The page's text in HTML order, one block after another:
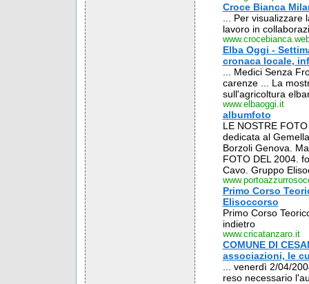
Croce Bianca
... Per
lavoro in
Elba Oggi -
cronaca locale,
... Medici Senza
carenze ... La
sull'agricoltura
www.elbaoggi.it
albumfoto
LE NOSTRE
dedicata al
Borzoli Genova.
FOTO DEL 2004.
Cavo. Gruppo
Primo Corso
Elisoccorso
Primo Corso
indietro
www.cricatanzaro.it
COMUNE DI
associazioni, le
... venerdì 2/04/
reso necessario